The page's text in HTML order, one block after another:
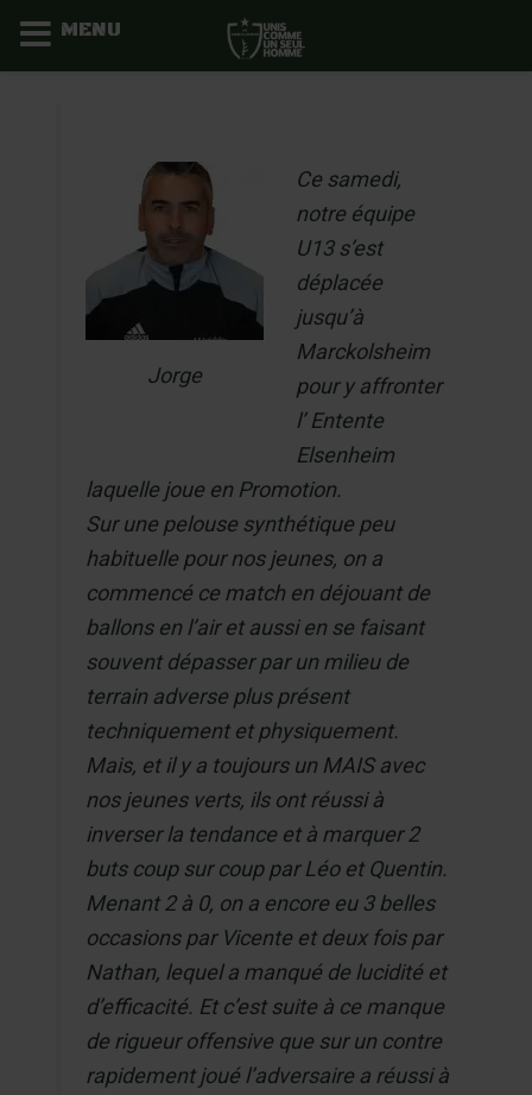
Jorge
Ce samedi,
notre équipe
U13 s’est
déplacée
jusqu’à
Marckolsheim
pour y affronter
l’ Entente
Elsenheim
laquelle joue en Promotion.
Sur une pelouse synthétique peu
habituelle pour nos jeunes, on a
commencé ce match en déjouant de
ballons en l’air et aussi en se faisant
souvent dépasser par un milieu de
terrain adverse plus présent
techniquement et physiquement.
Mais, et il y a toujours un MAIS avec
nos jeunes verts, ils ont réussi à
inverser la tendance et à marquer 2
buts coup sur coup par Léo et Quentin.
Menant 2 à 0, on a encore eu 3 belles
occasions par Vicente et deux fois par
Nathan, lequel a manqué de lucidité et
d’efficacité. Et c’est suite à ce manque
de rigueur offensive que sur un contre
rapidement joué l’adversaire a réussi à
MENU